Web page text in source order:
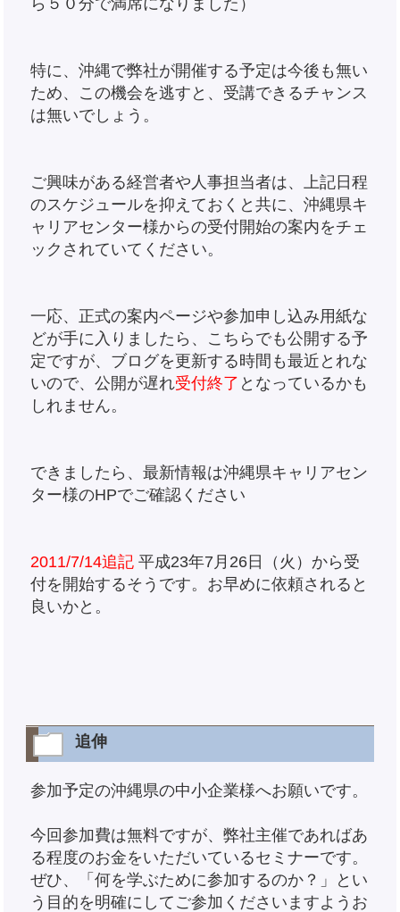
ら５０分で満席になりました）
特に、沖縄で弊社が開催する予定は今後も無い
ため、この機会を逃すと、受講できるチャンス
は無いでしょう。
ご興味がある経営者や人事担当者は、上記日程
のスケジュールを抑えておくと共に、沖縄県キ
ャリアセンター様からの受付開始の案内をチェ
ックされていてください。
一応、正式の案内ページや参加申し込み用紙な
どが手に入りましたら、こちらでも公開する予
定ですが、ブログを更新する時間も最近とれな
いので、公開が遅れ受付終了 となっているかも
しれません。
できましたら、最新情報は沖縄県キャリアセン
ター様のHPでご確認ください
2011/7/14追記 平成23年7月26日（火）から受
付を開始するそうです。お早めに依頼されると
良いかと。
追伸
参加予定の沖縄県の中小企業様へお願いです。
今回参加費は無料ですが、弊社主催であればあ
る程度のお金をいただいているセミナーです。
ぜひ、「何を学ぶために参加するのか？」とい
う目的を明確にしてご参加くださいますようお